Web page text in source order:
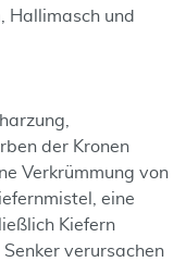
Hallimasch und
der Kronen
Verkrümmung von
eine
Kiefern
verursachen